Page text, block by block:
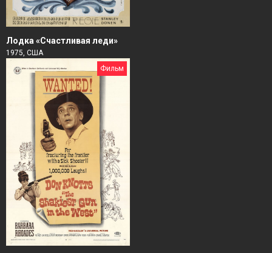
Лодка «Счастливая леди»
1975, США
Фильм